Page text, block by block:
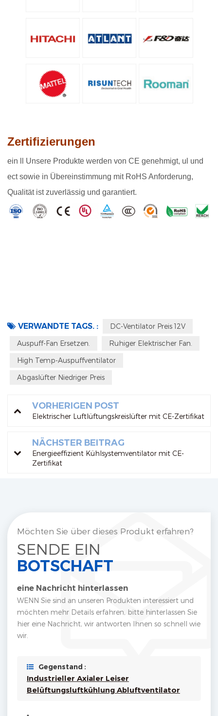
Zertifizierungen
ein ll Unsere Produkte werden von CE genehmigt, ul und
ect sowie in Übereinstimmung mit RoHS Anforderung,
Qualität ist zuverlässig und garantiert.
VERWANDTE TAGS. : DC-Ventilator Preis 12V
Auspuff-Fan Ersetzen. Ruhiger Elektrischer Fan.
High Temp-Auspuffventilator
Abgaslüfter Niedriger Preis
VORHERIGEN POST
Elektrischer Luftlüftungskreislüfter mit CE-Zertifikat
NÄCHSTER BEITRAG
Energieeffizient Kühlsystemventilator mit CE-
Zertifikat
Möchten Sie über dieses Produkt erfahren?
SENDE EIN
BOTSCHAFT
eine Nachricht hinterlassen
WENN Sie sind an unseren Produkten interessiert und
möchten mehr Details erfahren, bitte hinterlassen Sie
hier eine Nachricht, wir antworten Ihnen so schnell wie
wir.
Gegenstand :
Industrieller Axialer Leiser
Belüftungsluftkühlung Abluftventilator